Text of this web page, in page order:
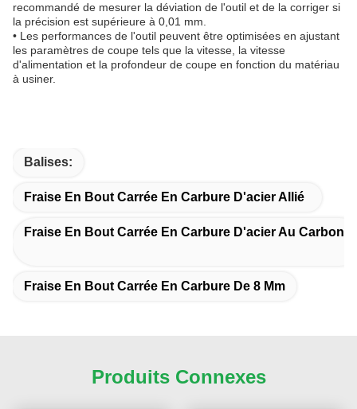
recommandé de mesurer la déviation de l'outil et de la corriger si
la précision est supérieure à 0,01 mm.
• Les performances de l'outil peuvent être optimisées en ajustant
les paramètres de coupe tels que la vitesse, la vitesse
d'alimentation et la profondeur de coupe en fonction du matériau
à usiner.
Balises:
Fraise En Bout Carrée En Carbure D'acier Allié
Fraise En Bout Carrée En Carbure D'acier Au Carbone
Fraise En Bout Carrée En Carbure De 8 Mm
Produits Connexes